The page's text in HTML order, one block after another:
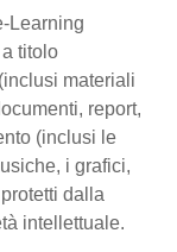
Learning
titolo
materiali
report,
(inclusi le
i grafici,
dalla
intellettuale.